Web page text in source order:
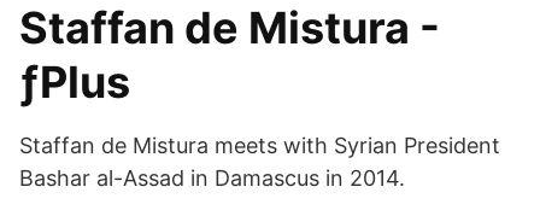
Staffan de Mistura -
ƒPlus
Staffan de Mistura meets with Syrian President
Bashar al-Assad in Damascus in 2014.